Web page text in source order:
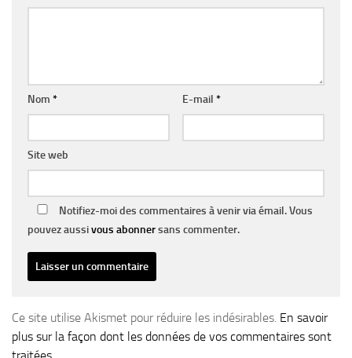
Nom * E-mail *
Site web
Notifiez-moi des commentaires à venir via émail. Vous
pouvez aussivous abonnersans commenter.
Ce site utilise Akismet pour réduire les indésirables. En savoir
plus sur la façon dont les données de vos commentaires sont
traitées